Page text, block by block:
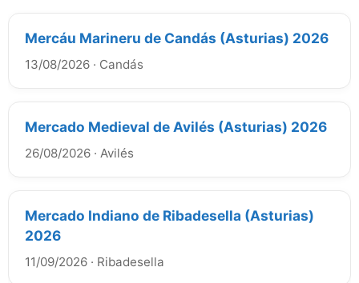
Mercáu Marineru de Candás (Asturias) 2026
13/08/2026 · Candás
Mercado Medieval de Avilés (Asturias) 2026
26/08/2026 · Avilés
Mercado Indiano de Ribadesella (Asturias)
2026
11/09/2026 · Ribadesella